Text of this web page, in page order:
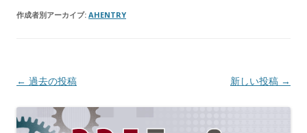
作成者別アーカイブ: AHENTRY
投稿ナビゲーション
← 過去の投稿 新しい投稿 →